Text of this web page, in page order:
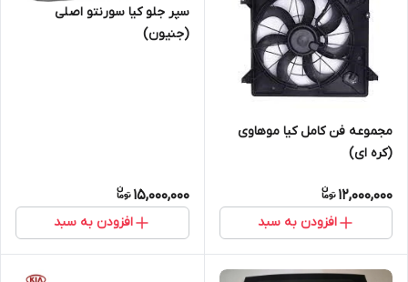
مجموعه فن کامل کیا موهاوی
(کره ای)
12,000,000
افزودن به سبد
سپر جلو کیا سورنتو اصلی
(جنیون)
15,000,000
افزودن به سبد